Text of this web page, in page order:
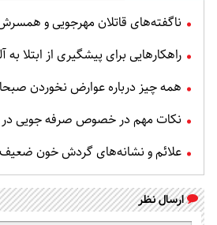
ناگفته‌های قاتلان مهرجویی و
راهکارهایی برای پیشگیری از ابتلا به
همه چیز درباره عوارض نخوردن
نکات مهم در خصوص صرفه جویی
علائم و نشانه‌های گردش خون ضعیف
ارسال نظر